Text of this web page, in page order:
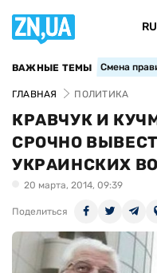
RU
ВАЖНЫЕ ТЕМЫ Смена
ГЛАВНАЯ ПОЛИТИКА
КРАВЧУК И
СРОЧНО
УКРАИНСКИХ
20 марта, 2014, 09:39
Поделиться